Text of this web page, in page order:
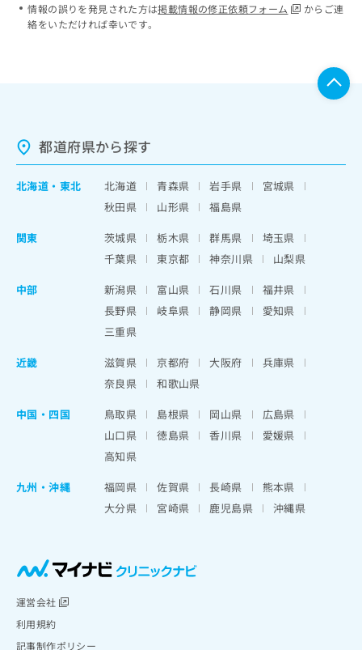
情報の誤りを発見された方は掲載情報の修正依頼フォーム
からご連
絡をいただければ幸いです。
都道府県から探す
北海道 ・ 東北 北海道 青森県 岩手県
宮城県
秋田県
山形県
福島県
関東
茨城県 栃木県 群馬県
埼玉県
千葉県
東京都 神奈川県
山梨県
中部
新潟県 富山県 石川県
福井県
長野県
岐阜県 静岡県
愛知県
三重県
近畿
滋賀県 京都府 大阪府
兵庫県
奈良県
和歌山県
中国・四国
鳥取県 島根県 岡山県
広島県
山口県
徳島県 香川県
愛媛県
高知県
九州・沖縄
福岡県 佐賀県 長崎県
熊本県
大分県
宮崎県 鹿児島県 沖縄県
運営会社
利用規約
記事制作ポリシー